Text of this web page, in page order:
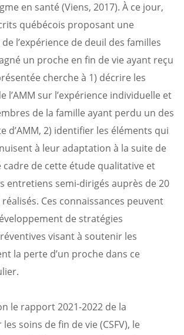
en santé (Viens, 2017). À ce jour,
québécois proposant une
l’expérience de deuil des familles
un proche en fin de vie ayant reçu
cherche à 1) décrire les
l’AMM sur l’expérience individuelle et
de la famille ayant perdu un des
d’AMM, 2) identifier les éléments qui
à leur adaptation à la suite de
cadre de cette étude qualitative et
entretiens semi-dirigés auprès de 20
Ces connaissances peuvent
de stratégies
visant à soutenir les
la perte d’un proche dans ce
le rapport 2021-2022 de la
soins de fin de vie (CSFV), le